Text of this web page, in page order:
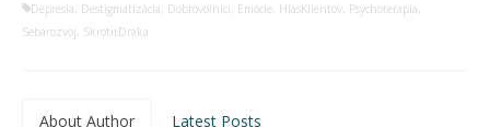
Depresia Destigmatizácia Dobrovoľníci Emócie HlasKlientov Psychoterapia
Sebarozvoj SkrotiťDraka
About Author Latest Posts